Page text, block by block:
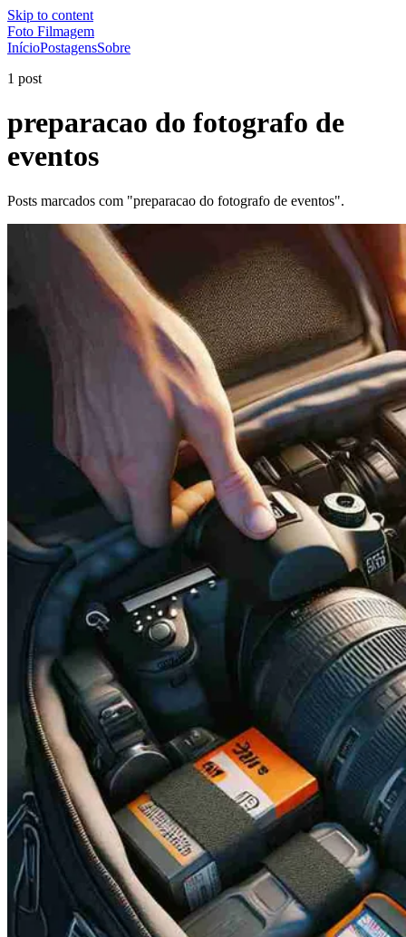
Skip to content
Foto Filmagem
InícioPostagensSobre
1 post
preparacao do fotografo de
eventos
Posts marcados com "preparacao do fotografo de eventos".